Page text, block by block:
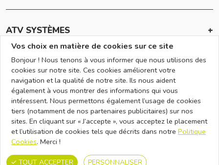
ATV SYSTÈMES
INFOS
EN SAVOIR +
RÉSEAU
NOUS CONTACTER
Contactez-nous Plan d'accès
CONDITIONS GÉNÉRALES DE VENTE
GESTION DES COOKIES
Vos choix en matière de cookies sur ce site
Bonjour ! Nous tenons à vous informer que nous utilisons des
cookies sur notre site. Ces cookies améliorent votre
navigation et la qualité de notre site. Ils nous aident
également à vous montrer des informations qui vous
intéressent. Nous permettons également l’usage de cookies
tiers (notamment de nos partenaires publicitaires) sur nos
sites. En cliquant sur « J’accepte », vous acceptez le placement
et l’utilisation de cookies tels que décrits dans notre Politique
Cookies. Merci !
TOUT ACCEPTER PERSONNALISER